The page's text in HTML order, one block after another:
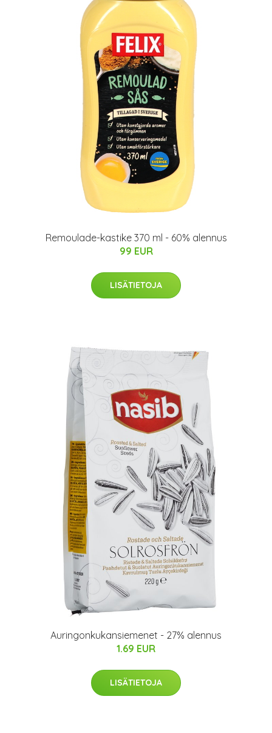
Remoulade-kastike 370 ml - 60% alennus
99 EUR
LISÄTIETOJA
Auringonkukansiemenet - 27% alennus
1.69 EUR
LISÄTIETOJA